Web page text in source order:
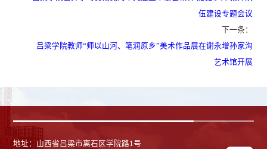
伍建设专题会议
下一条：
吕梁学院教师“师以山河、笔润原乡”美术作品展在谢永增孙家沟
艺术馆开展
地址：山西省吕梁市离石区学院路1号